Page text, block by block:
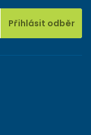
Přihlásit odběr